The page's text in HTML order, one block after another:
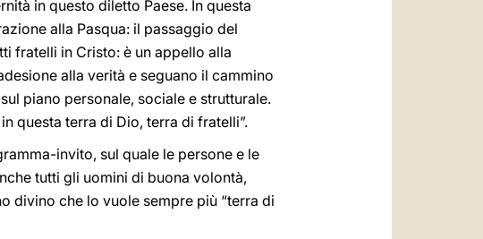
in questo diletto Paese. In questa
alla Pasqua: il passaggio del
fratelli in Cristo: è un appello alla
alla verità e seguano il cammino
piano personale, sociale e strutturale.
questa terra di Dio, terra di fratelli”.
invito, sul quale le persone e le
tutti gli uomini di buona volontà,
divino che lo vuole sempre più “terra di